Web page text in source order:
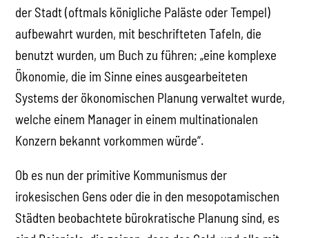
der Stadt (oftmals königliche Paläste oder Tempel)
aufbewahrt wurden, mit beschrifteten Tafeln, die
benutzt wurden, um Buch zu führen; „eine komplexe
Ökonomie, die im Sinne eines ausgearbeiteten
Systems der ökonomischen Planung verwaltet wurde,
welche einem Manager in einem multinationalen
Konzern bekannt vorkommen würde“.
Ob es nun der primitive Kommunismus der
irokesischen Gens oder die in den mesopotamischen
Städten beobachtete bürokratische Planung sind, es